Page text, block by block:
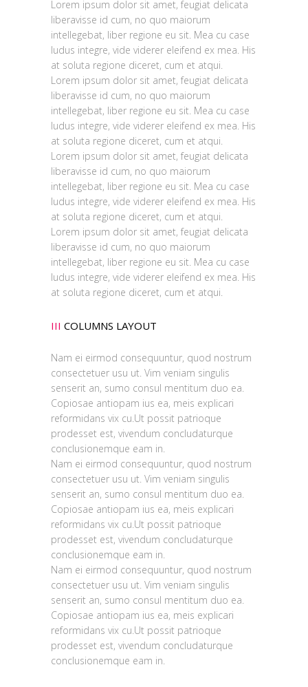
Lorem ipsum dolor sit amet, feugiat delicata
liberavisse id cum, no quo maiorum
intellegebat, liber regione eu sit. Mea cu case
ludus integre, vide viderer eleifend ex mea. His
at soluta regione diceret, cum et atqui.
Lorem ipsum dolor sit amet, feugiat delicata
liberavisse id cum, no quo maiorum
intellegebat, liber regione eu sit. Mea cu case
ludus integre, vide viderer eleifend ex mea. His
at soluta regione diceret, cum et atqui.
Lorem ipsum dolor sit amet, feugiat delicata
liberavisse id cum, no quo maiorum
intellegebat, liber regione eu sit. Mea cu case
ludus integre, vide viderer eleifend ex mea. His
at soluta regione diceret, cum et atqui.
Lorem ipsum dolor sit amet, feugiat delicata
liberavisse id cum, no quo maiorum
intellegebat, liber regione eu sit. Mea cu case
ludus integre, vide viderer eleifend ex mea. His
at soluta regione diceret, cum et atqui.
III COLUMNS LAYOUT
Nam ei eirmod consequuntur, quod nostrum
consectetuer usu ut. Vim veniam singulis
senserit an, sumo consul mentitum duo ea.
Copiosae antiopam ius ea, meis explicari
reformidans vix cu.Ut possit patrioque
prodesset est, vivendum concludaturque
conclusionemque eam in.
Nam ei eirmod consequuntur, quod nostrum
consectetuer usu ut. Vim veniam singulis
senserit an, sumo consul mentitum duo ea.
Copiosae antiopam ius ea, meis explicari
reformidans vix cu.Ut possit patrioque
prodesset est, vivendum concludaturque
conclusionemque eam in.
Nam ei eirmod consequuntur, quod nostrum
consectetuer usu ut. Vim veniam singulis
senserit an, sumo consul mentitum duo ea.
Copiosae antiopam ius ea, meis explicari
reformidans vix cu.Ut possit patrioque
prodesset est, vivendum concludaturque
conclusionemque eam in.